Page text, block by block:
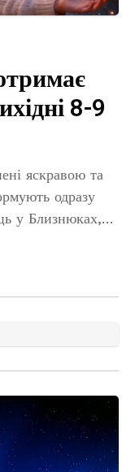
8-9
яскравою та
одразу
у Близнюках,
9